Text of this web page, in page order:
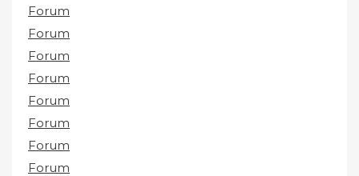
Forum
Forum
Forum
Forum
Forum
Forum
Forum
Forum